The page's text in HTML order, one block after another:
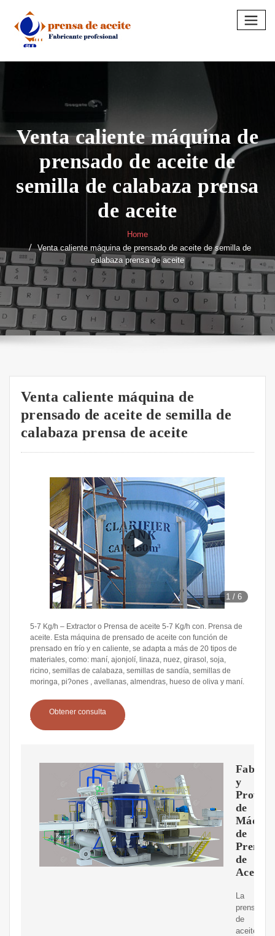
content
Venta caliente máquina de
prensado de aceite de
semilla de calabaza prensa
de aceite
Home
Venta caliente máquina de prensado de aceite de semilla de
calabaza prensa de aceite
Venta caliente máquina de
prensado de aceite de semilla de
calabaza prensa de aceite
1 /6
5-7 Kg/h – Extractor o Prensa de aceite 5-7 Kg/h con. Prensa de
aceite. Esta máquina de prensado de aceite con función de
prensado en frío y en caliente, se adapta a más de 20 tipos de
materiales, como: maní, ajonjolí, linaza, nuez, girasol, soja,
ricino, semillas de calabaza, semillas de sandía, semillas de
moringa, pi?ones , avellanas, almendras, hueso de oliva y maní.
Obtener consulta
y
de
de
Prensa
de
Aceite
La
prensa
de
aceite